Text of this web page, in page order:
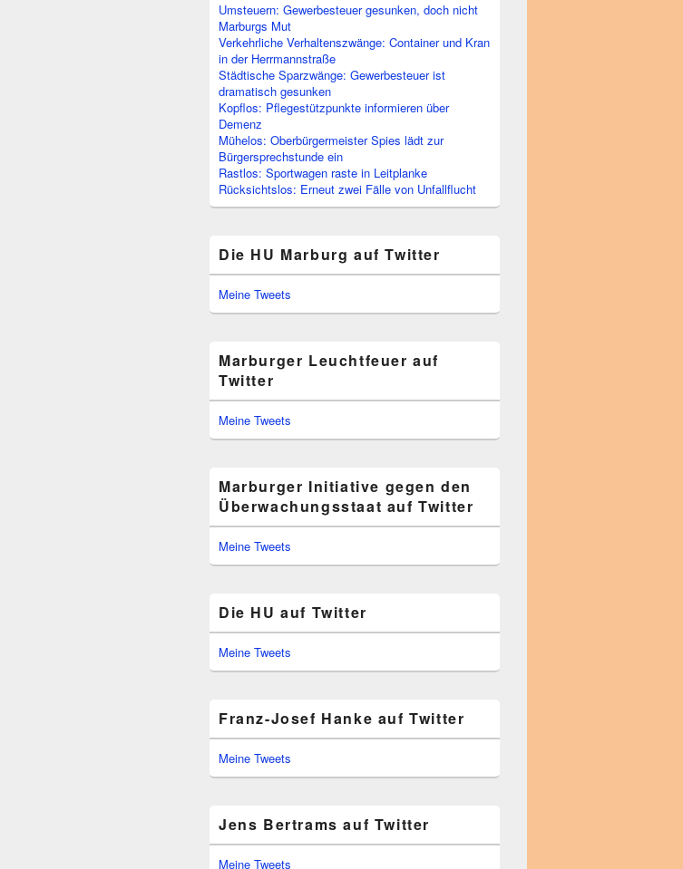
Umsteuern: Gewerbesteuer gesunken, doch nicht
Marburgs Mut
Verkehrliche Verhaltenszwänge: Container und Kran
in der Herrmannstraße
Städtische Sparzwänge: Gewerbesteuer ist
dramatisch gesunken
Kopflos: Pflegestützpunkte informieren über
Demenz
Mühelos: Oberbürgermeister Spies lädt zur
Bürgersprechstunde ein
Rastlos: Sportwagen raste in Leitplanke
Rücksichtslos: Erneut zwei Fälle von Unfallflucht
Die HU Marburg auf Twitter
Meine Tweets
Marburger Leuchtfeuer auf
Twitter
Meine Tweets
Marburger Initiative gegen den
Überwachungsstaat auf Twitter
Meine Tweets
Die HU auf Twitter
Meine Tweets
Franz-Josef Hanke auf Twitter
Meine Tweets
Jens Bertrams auf Twitter
Meine Tweets